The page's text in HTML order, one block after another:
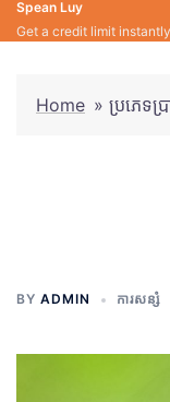
Skip
to
Spean Luy
Get a credit limit
Home » ប្រភេទប្
BY ADMIN ការសន្សំ